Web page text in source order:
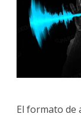
El formato de